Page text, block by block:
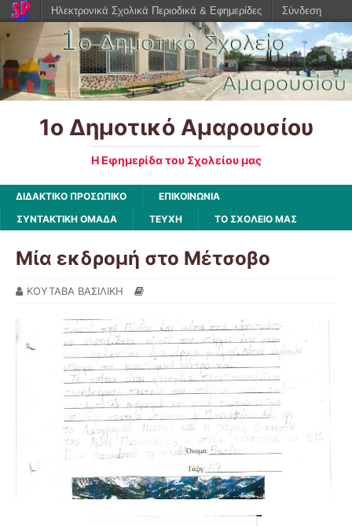
1ο Δημοτικό Αμαρουσίου
Η Εφημερίδα του Σχολείου μας
ΔΙΔΑΚΤΙΚΟ ΠΡΟΣΩΠΙΚΟ
ΕΠΙΚΟΙΝΩΝΙΑ
ΣΥΝΤΑΚΤΙΚΗ ΟΜΑΔΑ
ΤΕΥΧΗ ΤΟ ΣΧΟΛΕΙΟ ΜΑΣ
Μία εκδρομή στο Μέτσοβο
ΚΟΥΤΑΒΑ ΒΑΣΙΛΙΚΗ
Ηλεκτρονικά Σχολικά Περιοδικά & Εφημερίδες Σύνδεση